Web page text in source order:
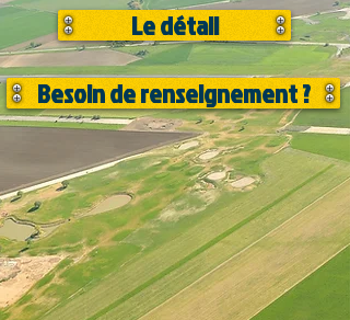
Le détail
Besoin de renseignement ?